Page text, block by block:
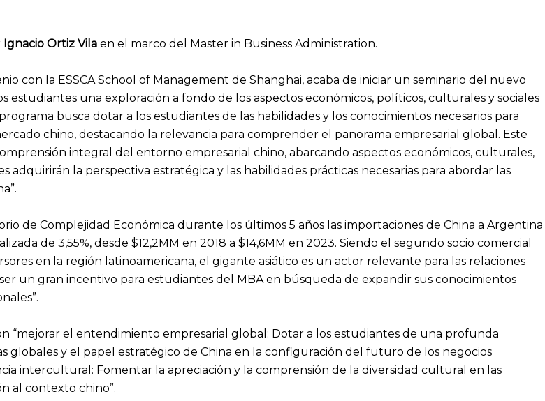
Ignacio Ortiz Vila en el marco del Master in Business Administration.
con la ESSCA School of Management de Shanghai, acaba de iniciar un seminario del nuevo
estudiantes una exploración a fondo de los aspectos económicos, políticos, culturales y sociales
busca dotar a los estudiantes de las habilidades y los conocimientos necesarios para
chino, destacando la relevancia para comprender el panorama empresarial global. Este
integral del entorno empresarial chino, abarcando aspectos económicos, culturales,
adquirirán la perspectiva estratégica y las habilidades prácticas necesarias para abordar las
de Complejidad Económica durante los últimos 5 años las importaciones de China a Argentina
de 3,55%, desde $12,2MM en 2018 a $14,6MM en 2023. Siendo el segundo socio comercial
en la región latinoamericana, el gigante asiático es un actor relevante para las relaciones
un gran incentivo para estudiantes del MBA en búsqueda de expandir sus conocimientos
“mejorar el entendimiento empresarial global: Dotar a los estudiantes de una profunda
globales y el papel estratégico de China en la configuración del futuro de los negocios
intercultural: Fomentar la apreciación y la comprensión de la diversidad cultural en las
al contexto chino”.